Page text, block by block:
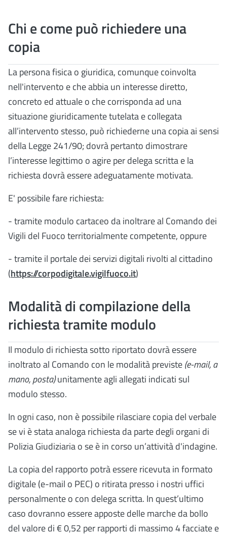
Chi e come può richiedere una
copia
La persona fisica o giuridica, comunque coinvolta
nell'intervento e che abbia un interesse diretto,
concreto ed attuale o che corrisponda ad una
situazione giuridicamente tutelata e collegata
all’intervento stesso, può richiederne una copia ai sensi
della Legge 241/90; dovrà pertanto dimostrare
l’interesse legittimo o agire per delega scritta e la
richiesta dovrà essere adeguatamente motivata.
E' possibile fare richiesta:
- tramite modulo cartaceo da inoltrare al Comando dei
Vigili del Fuoco territorialmente competente, oppure
- tramite il portale dei servizi digitali rivolti al cittadino
(https://corpodigitale.vigilfuoco.it)
Modalità di compilazione della
richiesta tramite modulo
Il modulo di richiesta sotto riportato dovrà essere
inoltrato al Comando con le modalità previste(e-mail, a
mano, posta)unitamente agli allegati indicati sul
modulo stesso.
In ogni caso, non è possibile rilasciare copia del verbale
se vi è stata analoga richiesta da parte degli organi di
Polizia Giudiziaria o se è in corso un’attività d'indagine.
La copia del rapporto potrà essere ricevuta in formato
digitale (e-mail o PEC) o ritirata presso i nostri uffici
personalmente o con delega scritta. In quest’ultimo
caso dovranno essere apposte delle marche da bollo
del valore di € 0,52 per rapporti di massimo 4 facciate e